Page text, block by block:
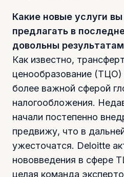
Какие новые услуги
предлагать в
довольны
Как известно,
ценообразование (ТЦО)
более важной сферой
налогообложения.
начали постепенно
предвижу, что в
ужесточатся. Deloitte
нововведения в сфере
целая команда